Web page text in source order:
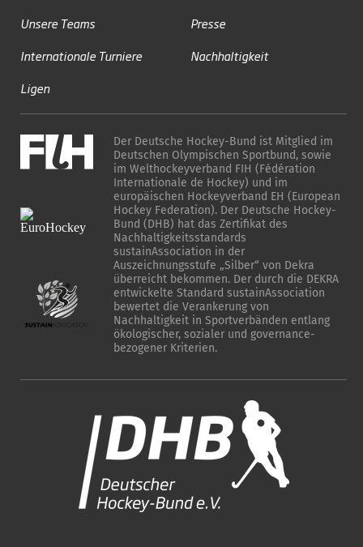
Unsere Teams
Internationale Turniere
Ligen
Presse
Nachhaltigkeit
Der Deutsche Hockey-Bund ist Mitglied im
Deutschen Olympischen Sportbund, sowie
im Welthockeyverband FIH (Fédération
Internationale de Hockey) und im
europäischen Hockeyverband EH (European
Hockey Federation). Der Deutsche Hockey-
Bund (DHB) hat das Zertifikat des
Nachhaltigkeitsstandards
sustainAssociation in der
Auszeichnungsstufe „Silber“ von Dekra
überreicht bekommen. Der durch die DEKRA
entwickelte Standard sustainAssociation
bewertet die Verankerung von
Nachhaltigkeit in Sportverbänden entlang
ökologischer, sozialer und governance-
bezogener Kriterien.